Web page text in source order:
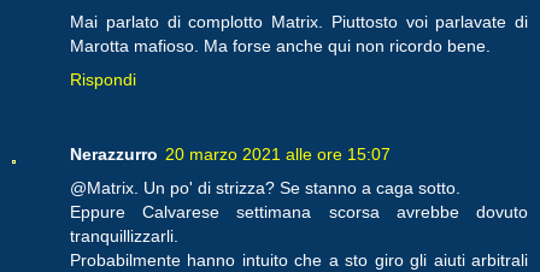
Mai parlato di complotto Matrix. Piuttosto voi parlavate di
Marotta mafioso. Ma forse anche qui non ricordo bene.
Rispondi
Nerazzurro 20 marzo 2021 alle ore 15:07
@Matrix. Un po' di strizza? Se stanno a caga sotto.
Eppure Calvarese settimana scorsa avrebbe dovuto
tranquillizzarli.
Probabilmente hanno intuito che a sto giro gli aiuti arbitrali